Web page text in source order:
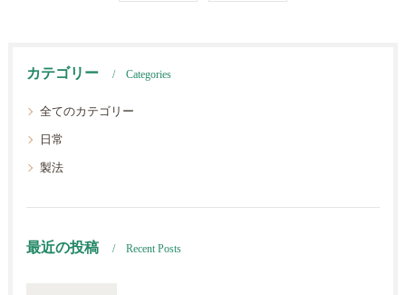
カテゴリー Categories
全てのカテゴリー
日常
製法
最近の投稿 Recent Posts